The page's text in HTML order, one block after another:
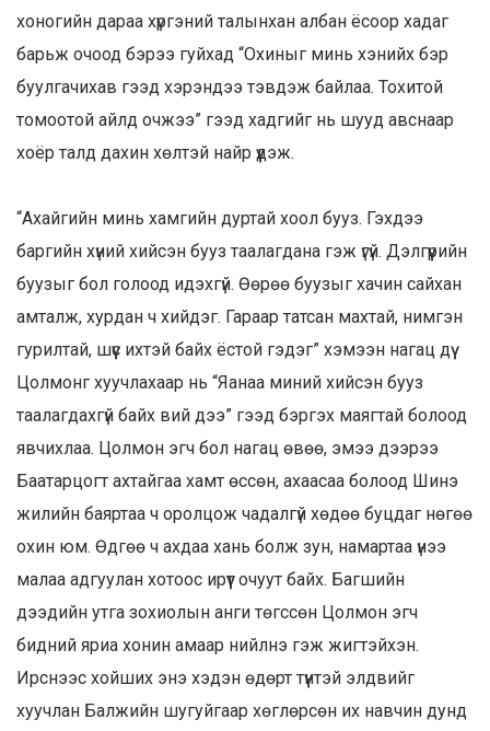
хоногийн дараа хүргэний талынхан албан ёсоор хадаг
барьж очоод бэрээ гуйхад “Охиныг минь хэнийх бэр
буулгачихав гээд хэрэндээ тэвдэж байлаа. Тохитой
томоотой айлд очжээ” гээд хадгийг нь шууд авснаар
хоёр талд дахин хөлтэй найр үүдэж.
“Ахайгийн минь хамгийн дуртай хоол бууз. Гэхдээ
баргийн хүний хийсэн бууз таалагдана гэж үгүй. Дэлгүүрийн
буузыг бол голоод идэхгүй. Өөрөө буузыг хачин сайхан
амталж, хурдан ч хийдэг. Гараар татсан махтай, нимгэн
гурилтай, шүүс ихтэй байх ёстой гэдэг” хэмээн нагац дүү
Цолмонг хуучлахаар нь “Яанаа миний хийсэн бууз
таалагдахгүй байх вий дээ” гээд бэргэх маягтай болоод
явчихлаа. Цолмон эгч бол нагац өвөө, эмээ дээрээ
Баатарцогт ахтайгаа хамт өссөн, ахаасаа болоод Шинэ
жилийн баяртаа ч оролцож чадалгүй хөдөө буцдаг нөгөө
охин юм. Өдгөө ч ахдаа хань болж зун, намартаа үнээ
малаа адгуулан хотоос ирүүт очуут байх. Багшийн
дээдийн утга зохиолын анги төгссөн Цолмон эгч
бидний яриа хонин амаар нийлнэ гэж жигтэйхэн.
Ирснээс хойших энэ хэдэн өдөрт түүнтэй элдвийг
хуучлан Балжийн шугуйгаар хөглөрсөн их навчин дунд